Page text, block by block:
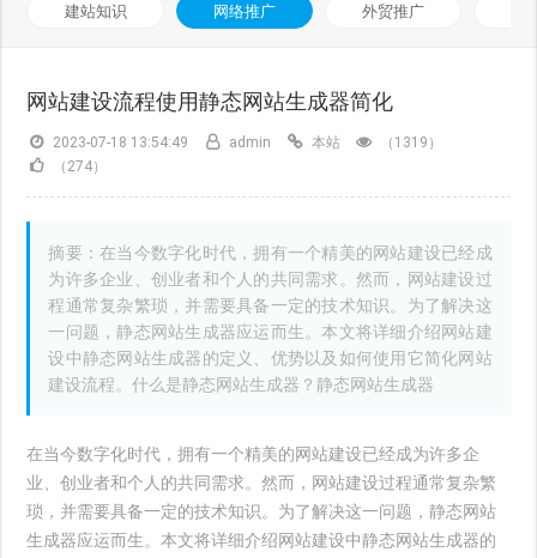
建站知识 网络推广 外贸推广
网站建设流程使用静态网站生成器简化
2023-07-18 13:54:49 admin 本站
（1319）
（274）
摘要：在当今数字化时代，拥有一个精美的网站建设已经成
为许多企业、创业者和个人的共同需求。然而，网站建设过
程通常复杂繁琐，并需要具备一定的技术知识。为了解决这
一问题，静态网站生成器应运而生。本文将详细介绍网站建
设中静态网站生成器的定义、优势以及如何使用它简化网站
建设流程。什么是静态网站生成器？静态网站生成器
在当今数字化时代，拥有一个精美的网站建设已经成为许多企
业、创业者和个人的共同需求。然而，网站建设过程通常复杂繁
琐，并需要具备一定的技术知识。为了解决这一问题，静态网站
生成器应运而生。本文将详细介绍网站建设中静态网站生成器的